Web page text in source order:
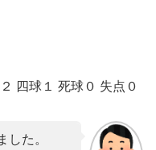
四球１ 死球０ 失点０
した。